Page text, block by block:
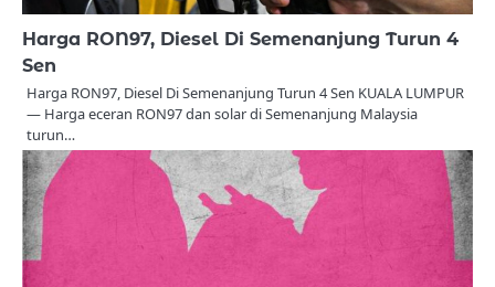
Harga RON97, Diesel Di Semenanjung Turun 4
Sen
Harga RON97, Diesel Di Semenanjung Turun 4 Sen KUALA LUMPUR
— Harga eceran RON97 dan solar di Semenanjung Malaysia
turun…